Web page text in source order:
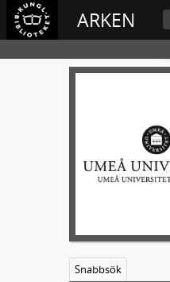
ARKEN
Snabbsök